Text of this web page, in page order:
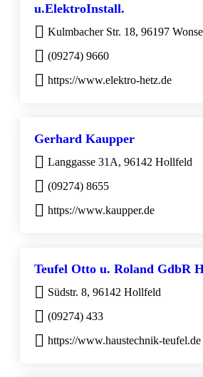
u.ElektroInstall.
Kulmbacher Str. 18, 96197
(09274) 9660
https://www.elektro-hetz.de
Gerhard Kaupper
Langgasse 31A, 96142 Hollfeld
(09274) 8655
https://www.kaupper.de
Teufel Otto u. Roland GdbR
Südstr. 8, 96142 Hollfeld
(09274) 433
https://www.haustechnik-teufel.de